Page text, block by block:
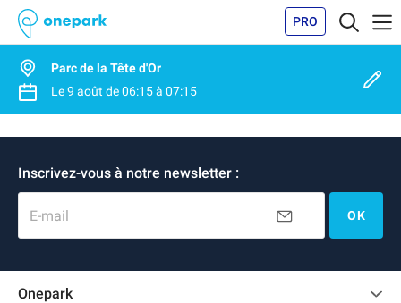
PRO
Parc de la Tête d'Or
Le9 août de06:15à 07:15
Inscrivez-vous à notre newsletter :
E-mail OK
Onepark